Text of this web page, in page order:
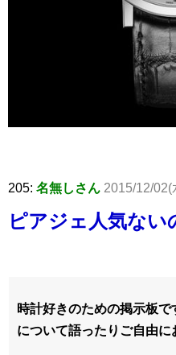
205: 名無しさん 2015/12/02(
ピアジェ人気ない
時計好きのための掲示板
について語ったりご自由に